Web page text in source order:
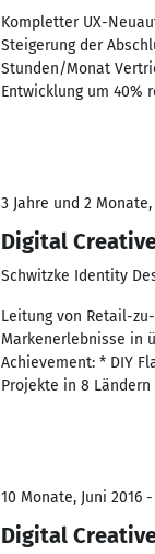
Kompletter UX-
Steigerung der
Stunden/Monat
Entwicklung um 40%
3 Jahre und 2
Digital
Schwitzke Identity
Leitung von Retail-
Markenerlebnisse in
Achievement: * DIY
Projekte in 8
10 Monate, Juni 2016
Digital